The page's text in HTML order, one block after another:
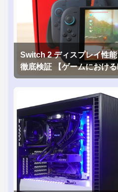
Switch 2 ディスプレイ性
徹底検証 【ゲームにおけ
1台！】